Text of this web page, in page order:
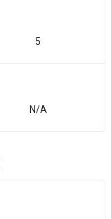
5
N/A